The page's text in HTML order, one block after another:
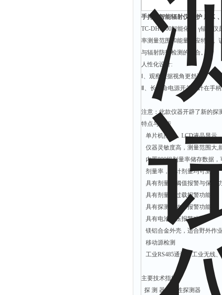
手持式智能辐射仪 防护 用 X
TC-DH6000智能化х、γ辐射
率测量范围和能量响应特性。
与辐射防护检测的场合。
人性化设计:
Ⅰ、观察数据视角更舒适
Ⅱ、长寿命电源开关设计在手
注意：此款仪器开辟了新的探
特点与功能
单片机控制，LCD液晶显示
仪器灵敏度高，测量范围大,
内置800组剂量率储存数据，
剂量率，累计剂量均可测量
具有剂量率阈值报警与保护
具有剂量率过载报警功能
具有探测器故障报警功能
具有电池欠压报警功能
镁铝合金外壳，适合野外作
移动源检测
工业RS485通讯、工业无线
主要技术指标
探 测 器：惰性探测器